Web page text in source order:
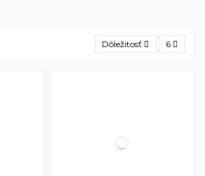
Dôležitosť 6